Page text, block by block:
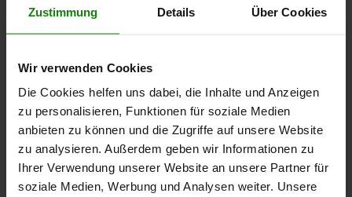
Zustimmung Details Über Cookies
Wir verwenden Cookies
Die Cookies helfen uns dabei, die Inhalte und Anzeigen
zu personalisieren, Funktionen für soziale Medien
anbieten zu können und die Zugriffe auf unsere Website
zu analysieren. Außerdem geben wir Informationen zu
Ihrer Verwendung unserer Website an unsere Partner für
soziale Medien, Werbung und Analysen weiter. Unsere
8,75 CHF
04631